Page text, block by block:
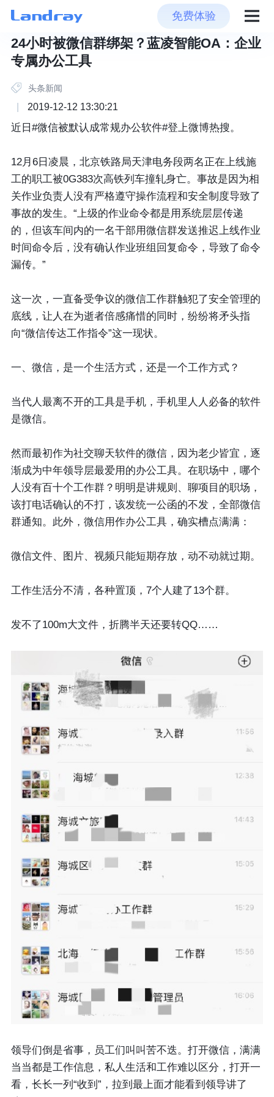
免费体验
24小时被微信群绑架？蓝凌智能OA：企业
专属办公工具
头条新闻
2019-12-12 13:30:21
近日#微信被默认成常规办公软件#登上微博热搜。
12月6日凌晨，北京铁路局天津电务段两名正在上线施
工的职工被0G383次高铁列车撞轧身亡。事故是因为相
关作业负责人没有严格遵守操作流程和安全制度导致了
事故的发生。“上级的作业命令都是用系统层层传递
的，但该车间内的一名干部用微信群发送推迟上线作业
时间命令后，没有确认作业班组回复命令，导致了命令
漏传。”
这一次，一直备受争议的微信工作群触犯了安全管理的
底线，让人在为逝者倍感痛惜的同时，纷纷将矛头指
向“微信传达工作指令”这一现状。
一、微信，是一个生活方式，还是一个工作方式？
当代人最离不开的工具是手机，手机里人人必备的软件
是微信。
然而最初作为社交聊天软件的微信，因为老少皆宜，逐
渐成为中年领导层最爱用的办公工具。在职场中，哪个
人没有百十个工作群？明明是讲规则、聊项目的职场，
该打电话确认的不打，该发统一公函的不发，全部微信
群通知。此外，微信用作办公工具，确实槽点满满：
微信文件、图片、视频只能短期存放，动不动就过期。
工作生活分不清，各种置顶，7个人建了13个群。
发不了100m大文件，折腾半天还要转QQ……
领导们倒是省事，员工们叫叫苦不迭。打开微信，满满
当当都是工作信息，私人生活和工作难以区分，打开一
看，长长一列“收到”，拉到最上面才能看到领导讲了